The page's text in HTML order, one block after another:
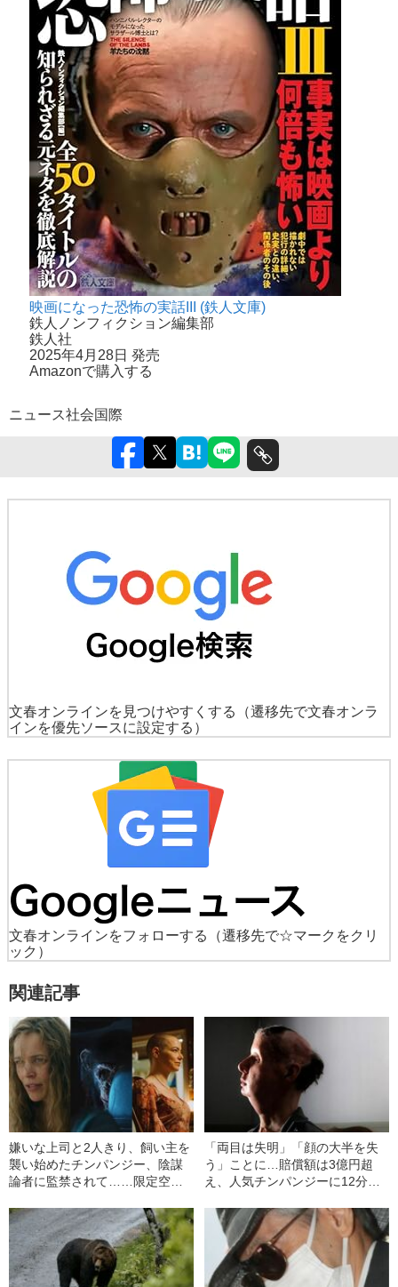
映画になった恐怖の実話III (鉄人文庫)
鉄人ノンフィクション編集部
鉄人社
2025年4月28日 発売
Amazonで購入する
ニュース社会国際
文春オンラインを見つけやすくする
（遷移先で文春オンラ
インを優先ソースに設定する）
文春オンラインをフォローする
（遷移先で☆マークをクリ
ック）
関連記事
嫌いな上司と2人きり、飼い主を
襲い始めたチンパンジー、陰謀
論者に監禁されて……限定空間
に観たい3本はこれだ！
〈『HELP／復讐島』『おさるの
ベン』『ブゴニア』〉
「両目は失明」「顔の大半を失
う」ことに…賠償額は3億円超
え、人気チンパンジーに12分間
その後【トラビス事件】